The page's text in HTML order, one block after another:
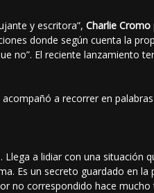
y escritora”, Charlie Cromo
donde según cuenta la
no”. El reciente lanzamiento
a recorrer en
a lidiar con una situación
Es un secreto guardado en la
no correspondido hace